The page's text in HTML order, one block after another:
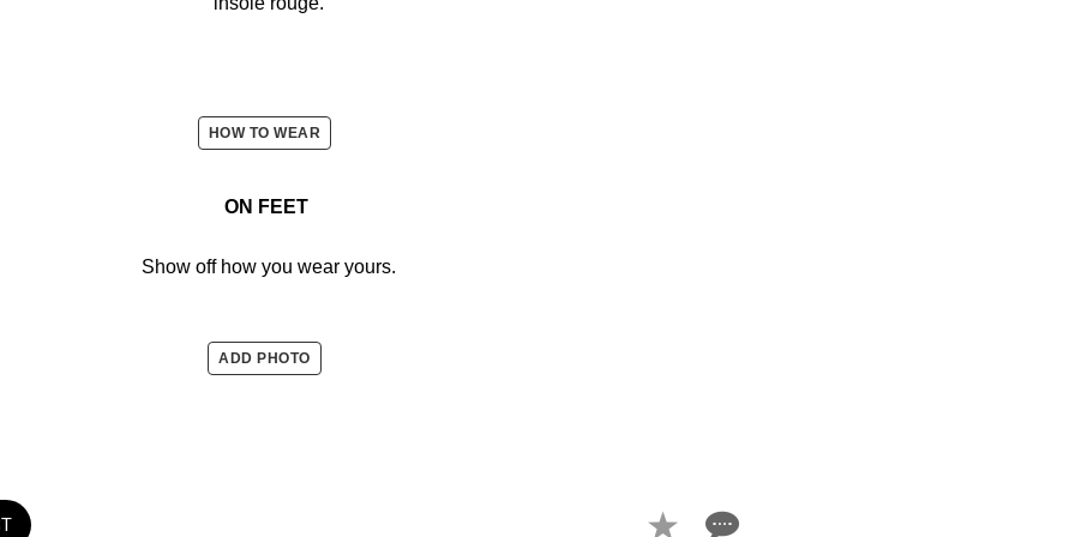
HOW TO WEAR
ON FEET
Show off how you wear yours.
ADD PHOTO